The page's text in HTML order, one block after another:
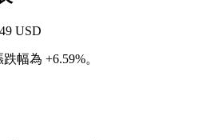
USD
跌幅為 +6.59%。